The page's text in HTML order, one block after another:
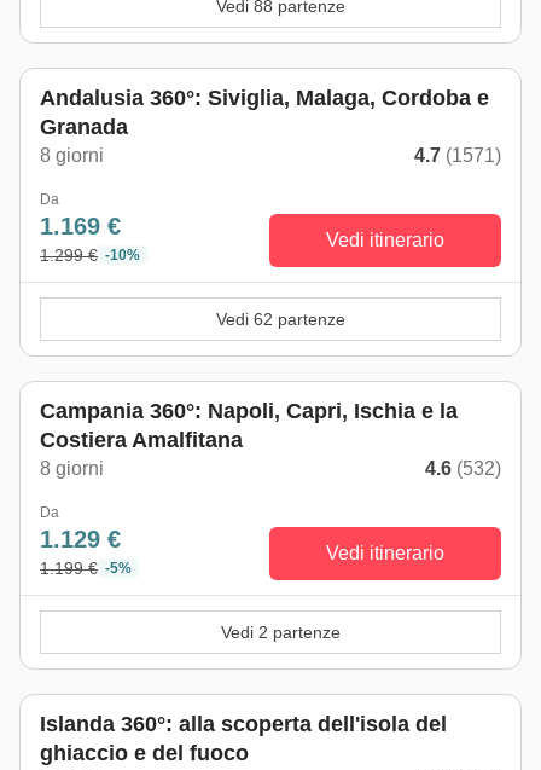
Vedi 88 partenze
Andalusia 360°: Siviglia, Malaga, Cordoba e
Granada
8 giorni 4.7 (1571)
Da
1.169 €
1.299 € -10%
Vedi itinerario
Vedi 62 partenze
Campania 360°: Napoli, Capri, Ischia e la
Costiera Amalfitana
8 giorni 4.6 (532)
Da
1.129 €
1.199 € -5%
Vedi itinerario
Vedi 2 partenze
Islanda 360°: alla scoperta dell'isola del
ghiaccio e del fuoco